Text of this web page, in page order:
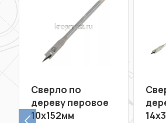
Сверло по
дереву перовое
10х152мм